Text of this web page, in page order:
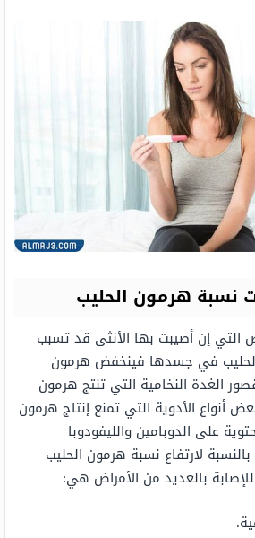
نسبة هرمون الحليب
التي إن أصيبت بها الأنثى قد تسبب
في جسدها فينخفض هرمون
الغدة النخامية التي تنتج هرمون
أنواع الأدوية التي تمنع إنتاج هرمون
على الدوبامين والليفودوبا
لارتفاع نسبة هرمون الحليب
بالعديد من الأمراض هي: